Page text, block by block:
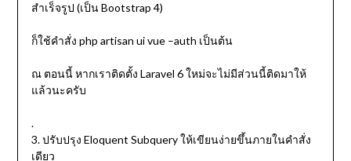
สำเร็จรูป (เป็น Bootstrap 4)
ก็ใช้คำสั่ง php artisan ui vue –auth เป็นต้น
ณ ตอนนี้ หากเราติดตั้ง Laravel 6 ใหม่จะไม่มีส่วนนี้ติดมาให้
แล้วนะครับ
.
3. ปรับปรุง Eloquent Subquery ให้เขียนง่ายขึ้นภายในคำสั่ง
เดียว